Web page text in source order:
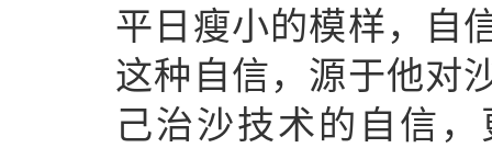
平日瘦小的模样，自
这种自信，源于他对
己治沙技术的自信